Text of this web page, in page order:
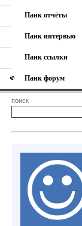
Панк отчёты
Панк интервью
Панк ссылки
Панк форум
поиск